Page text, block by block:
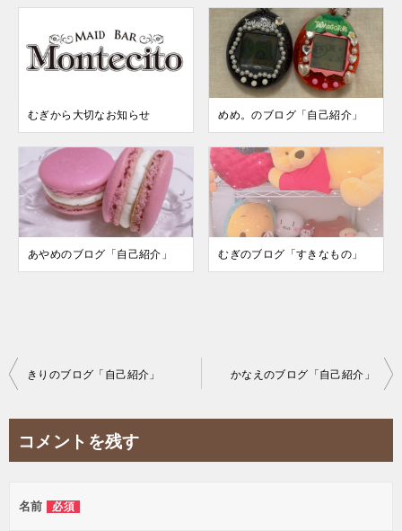
むぎから大切なお知らせ めめ。のブログ「自己紹介」
あやめのブログ「自己紹介」 むぎのブログ「すきなもの」
投
ビ
ー
きりのブログ「自己紹介」 かなえのブログ「自己紹介」
コメントを残す
名前 必須